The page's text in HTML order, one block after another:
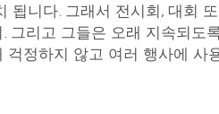
됩니다. 그래서 전시회, 대회
그리고 그들은 오래 지속되도
걱정하지 않고 여러 행사에 사